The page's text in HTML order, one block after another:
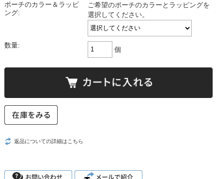
ポーチのカラー＆ラッピ
ング:
ご希望のポーチのカラーとラッピングを
選択してください。
数量:
個
返品についての詳細はこちら